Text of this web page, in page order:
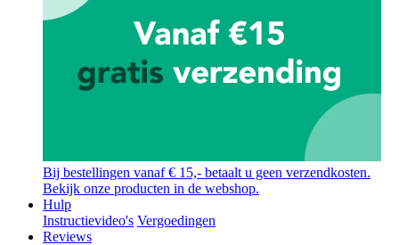
Bij bestellingen vanaf € 15,- betaalt u geen verzendkosten.
Bekijk onze producten in de webshop.
Hulp
Instructievideo's Vergoedingen
Reviews